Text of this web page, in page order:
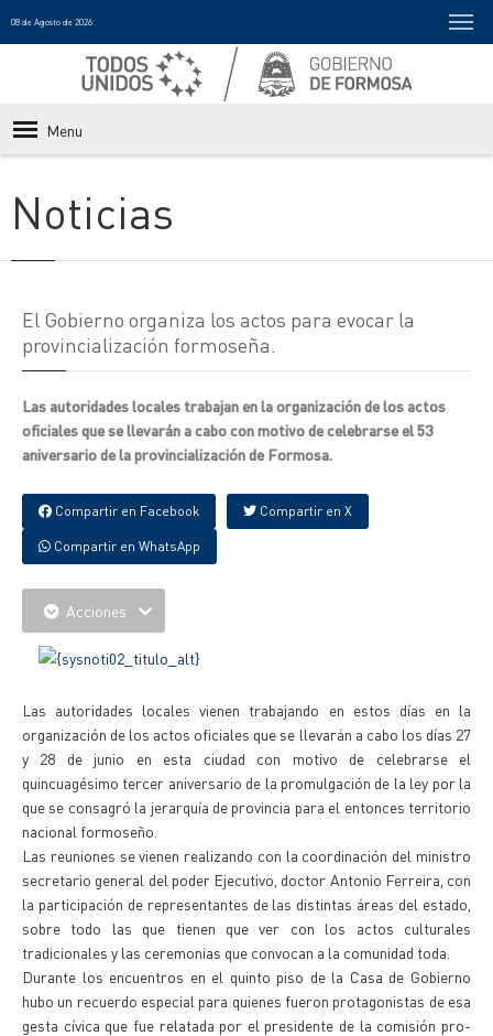
08 de Agosto de 2026
Menu
Noticias
El Gobierno organiza los actos para evocar la
provincialización formoseña.
Las autoridades locales trabajan en la organización de los actos
oficiales que se llevarán a cabo con motivo de celebrarse el 53
aniversario de la provincialización de Formosa.
Compartir en Facebook Compartir en X
Compartir en WhatsApp
Acciones
Las autoridades locales vienen trabajando en estos días en la
organización de los actos oficiales que se llevarán a cabo los días 27
y 28 de junio en esta ciudad con motivo de celebrarse el
quincuagésimo tercer aniversario de la promulgación de la ley por la
que se consagró la jerarquía de provincia para el entonces territorio
nacional formoseño.
Las reuniones se vienen realizando con la coordinación del ministro
secretario general del poder Ejecutivo, doctor Antonio Ferreira, con
la participación de representantes de las distintas áreas del estado,
sobre todo las que tienen que ver con los actos culturales
tradicionales y las ceremonias que convocan a la comunidad toda.
Durante los encuentros en el quinto piso de la Casa de Gobierno
hubo un recuerdo especial para quienes fueron protagonistas de esa
gesta cívica que fue relatada por el presidente de la comisión pro-